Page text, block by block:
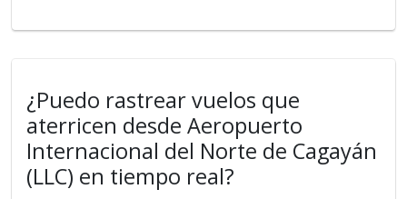
¿Puedo rastrear vuelos que
aterricen desde Aeropuerto
Internacional del Norte de Cagayán
(LLC) en tiempo real?